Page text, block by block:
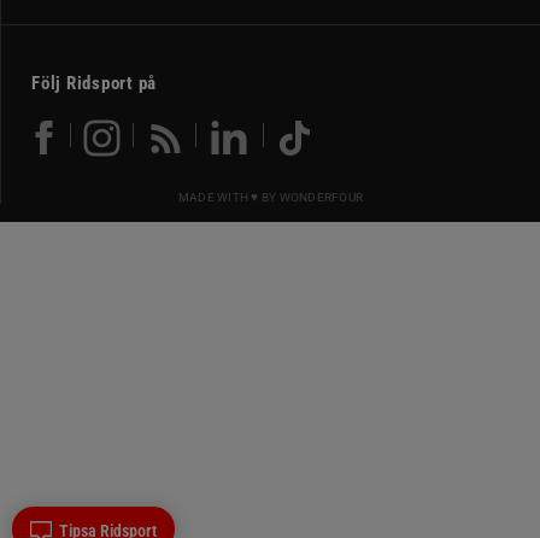
Tipsa Ridsport
Följ Ridsport på
MADE WITH ♥ BY WONDERFOUR